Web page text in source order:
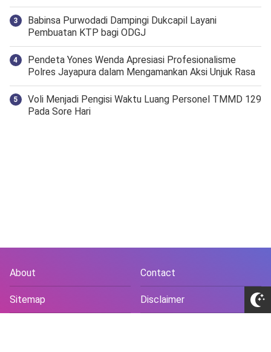
Babinsa Purwodadi Dampingi Dukcapil Layani
Pembuatan KTP bagi ODGJ
Pendeta Yones Wenda Apresiasi Profesionalisme
Polres Jayapura dalam Mengamankan Aksi Unjuk Rasa
Voli Menjadi Pengisi Waktu Luang Personel TMMD 129
Pada Sore Hari
About Contact
Sitemap Disclaimer